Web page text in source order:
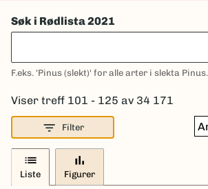
Søk i Rødlista 2021
F.eks. 'Pinus (slekt)' for alle arter i slekta Pinus.
Viser treff 101 - 125 av 34 171
filter_list Filter
list
Liste
bar_chart
Figurer